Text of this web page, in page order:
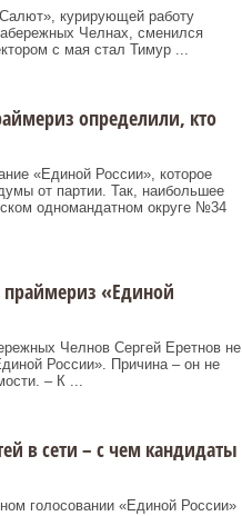
курирующей работу
Челнах, сменился
с мая стал Тимур ...
определили, кто
«Единой России», которое
от партии. Так, наибольшее
одномандатном округе №34
праймериз «Единой
Челнов Сергей Еретнов не
России». Причина – он не
– К ...
в сети – с чем кандидаты
голосовании «Единой России»